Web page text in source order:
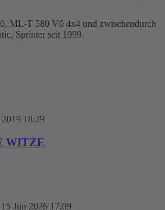
ML-T 580 V6 4x4 und zwischendurch
Sprinter seit 1999.
2019 18:29
WITZE
15 Jun 2026 17:09